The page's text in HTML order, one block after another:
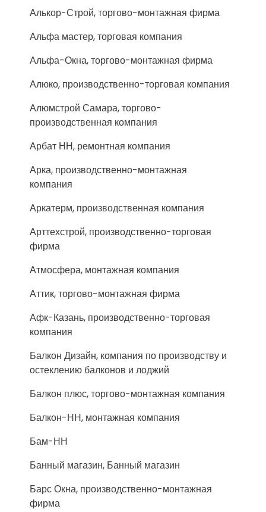
Алькор-Строй, торгово-монтажная фирма
Альфа мастер, торговая компания
Альфа-Окна, торгово-монтажная фирма
Алюко, производственно-торговая компания
Алюмстрой Самара, торгово-
производственная компания
Арбат НН, ремонтная компания
Арка, производственно-монтажная
компания
Аркатерм, производственная компания
Арттехстрой, производственно-торговая
фирма
Атмосфера, монтажная компания
Аттик, торгово-монтажная фирма
Афк-Казань, производственно-торговая
компания
Балкон Дизайн, компания по производству и
остеклению балконов и лоджий
Балкон плюс, торгово-монтажная компания
Балкон-НН, монтажная компания
Бам-НН
Банный магазин, Банный магазин
Барс Окна, производственно-монтажная
фирма